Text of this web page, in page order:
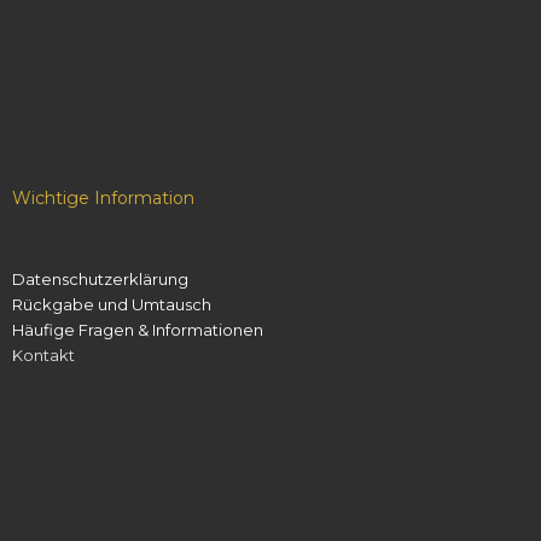
Wichtige Information
Datenschutzerklärung
Rückgabe und Umtausch
Häufige Fragen & Informationen
Kontakt